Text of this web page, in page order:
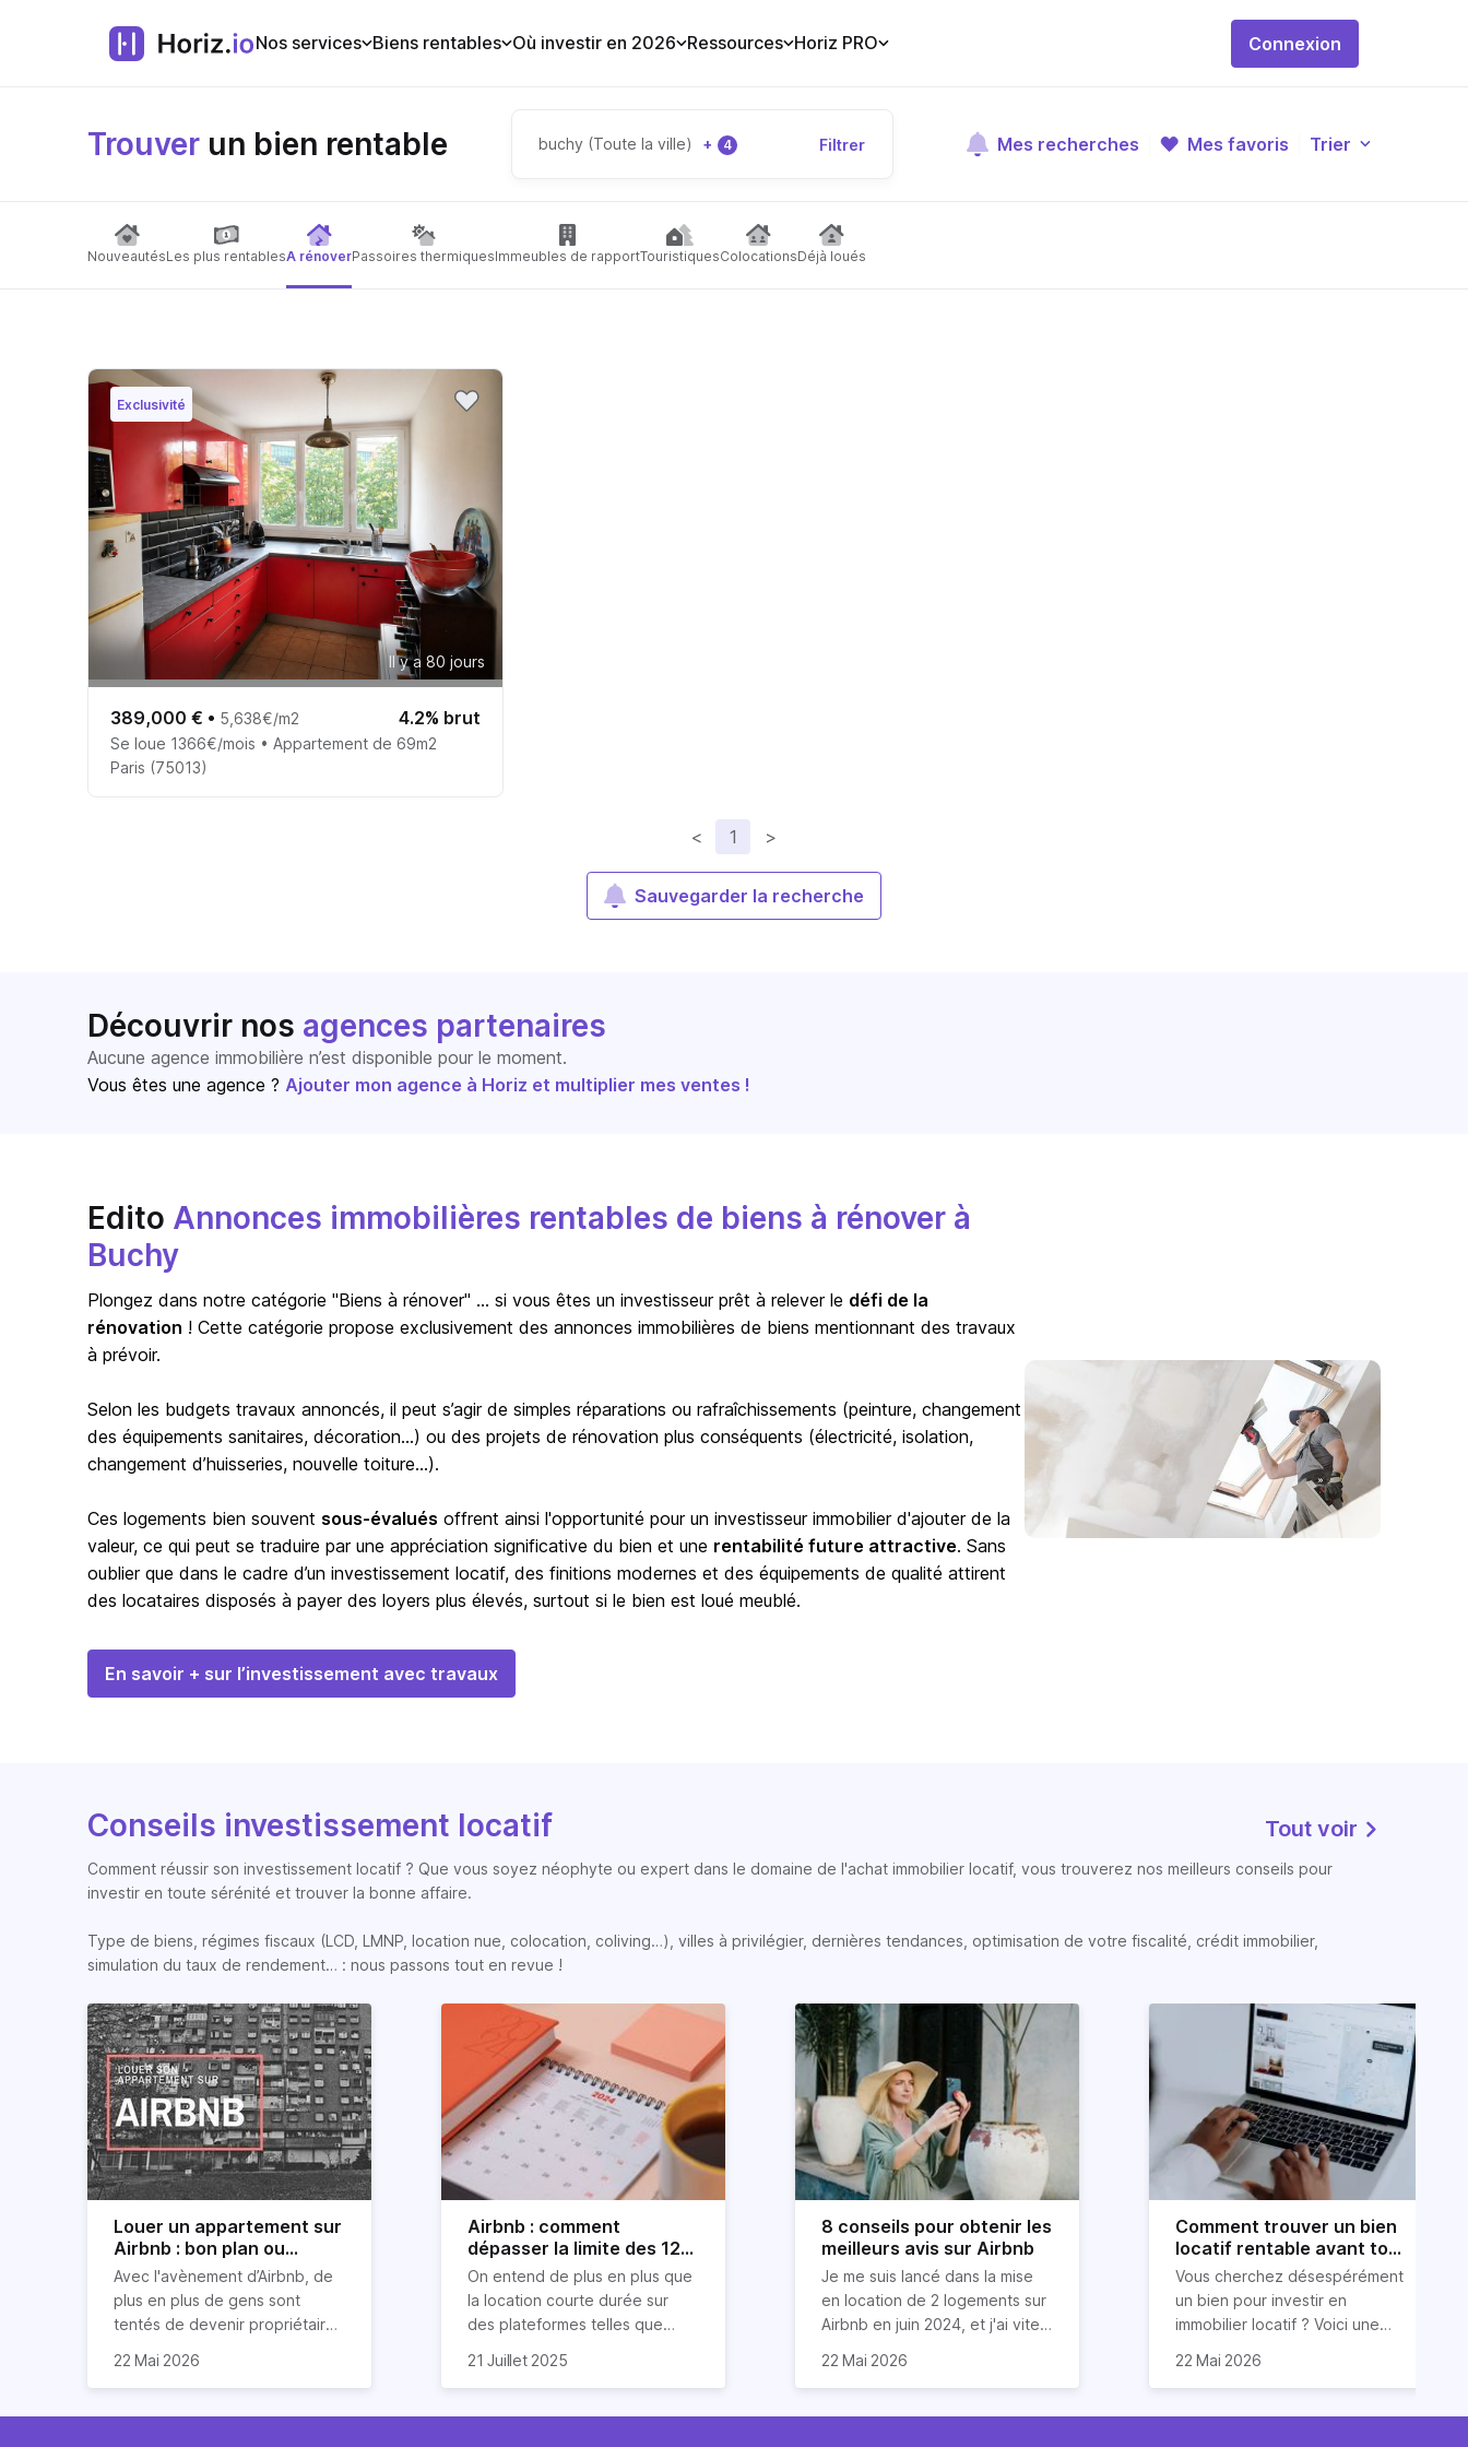
Nos services Biens rentables Où investir en 2026 Ressources Horiz PRO Connexion
Trouver un bien rentable buchy (Toute la ville) + 4 Filtrer Mes recherches Mes favoris Trier
NouveautésLes plus rentablesA rénoverPassoires thermiquesImmeubles de rapportTouristiquesColocationsDéjà loués
Exclusivité
Il y a 80 jours
389,000 € • 5,638€/m2 4.2% brut
Se loue 1366€/mois • Appartement de 69m2
Paris (75013)
< 1 >
Sauvegarder la recherche
Découvrir nos agences partenaires
Aucune agence immobilière n’est disponible pour le moment.
Vous êtes une agence ? Ajouter mon agence à Horiz et multiplier mes ventes !
Edito Annonces immobilières rentables de biens à rénover à
Buchy
Plongez dans notre catégorie "Biens à rénover" … si vous êtes un investisseur prêt à relever le défi de la
rénovation ! Cette catégorie propose exclusivement des annonces immobilières de biens mentionnant des travaux
à prévoir.
Selon les budgets travaux annoncés, il peut s’agir de simples réparations ou rafraîchissements (peinture, changement
des équipements sanitaires, décoration…) ou des projets de rénovation plus conséquents (électricité, isolation,
changement d’huisseries, nouvelle toiture…).
Ces logements bien souvent sous-évalués offrent ainsi l'opportunité pour un investisseur immobilier d'ajouter de la
valeur, ce qui peut se traduire par une appréciation significative du bien et une rentabilité future attractive. Sans
oublier que dans le cadre d’un investissement locatif, des finitions modernes et des équipements de qualité attirent
des locataires disposés à payer des loyers plus élevés, surtout si le bien est loué meublé.
En savoir + sur l’investissement avec travaux
Conseils investissement locatif Tout voir
Comment réussir son investissement locatif ? Que vous soyez néophyte ou expert dans le domaine de l'achat immobilier locatif, vous trouverez nos meilleurs conseils pour
investir en toute sérénité et trouver la bonne affaire.
Type de biens, régimes fiscaux (LCD, LMNP, location nue, colocation, coliving…), villes à privilégier, dernières tendances, optimisation de votre fiscalité, crédit immobilier,
simulation du taux de rendement… : nous passons tout en revue !
Louer un appartement sur
Airbnb : bon plan ou
mauvaise idée
Avec l'avènement d’Airbnb, de
plus en plus de gens sont
tentés de devenir propriétaires
Paris qui sont des meublés
22 Mai 2026
Airbnb : comment
dépasser la limite des 120
jours ?
On entend de plus en plus que
la location courte durée sur
des plateformes telles que
cou aux idées reçues sur
bien entendu) pour louer sur
21 Juillet 2025
8 conseils pour obtenir les
meilleurs avis sur Airbnb
Je me suis lancé dans la mise
en location de 2 logements sur
Airbnb en juin 2024, et j'ai vite
exceptionnels, une
étoiles de la part de vos
22 Mai 2026
Comment trouver un bien
locatif rentable avant tout
le monde ?
Vous cherchez désespérément
un bien pour investir en
immobilier locatif ? Voici une
monde. Et cerise sur le gâteau :
22 Mai 2026